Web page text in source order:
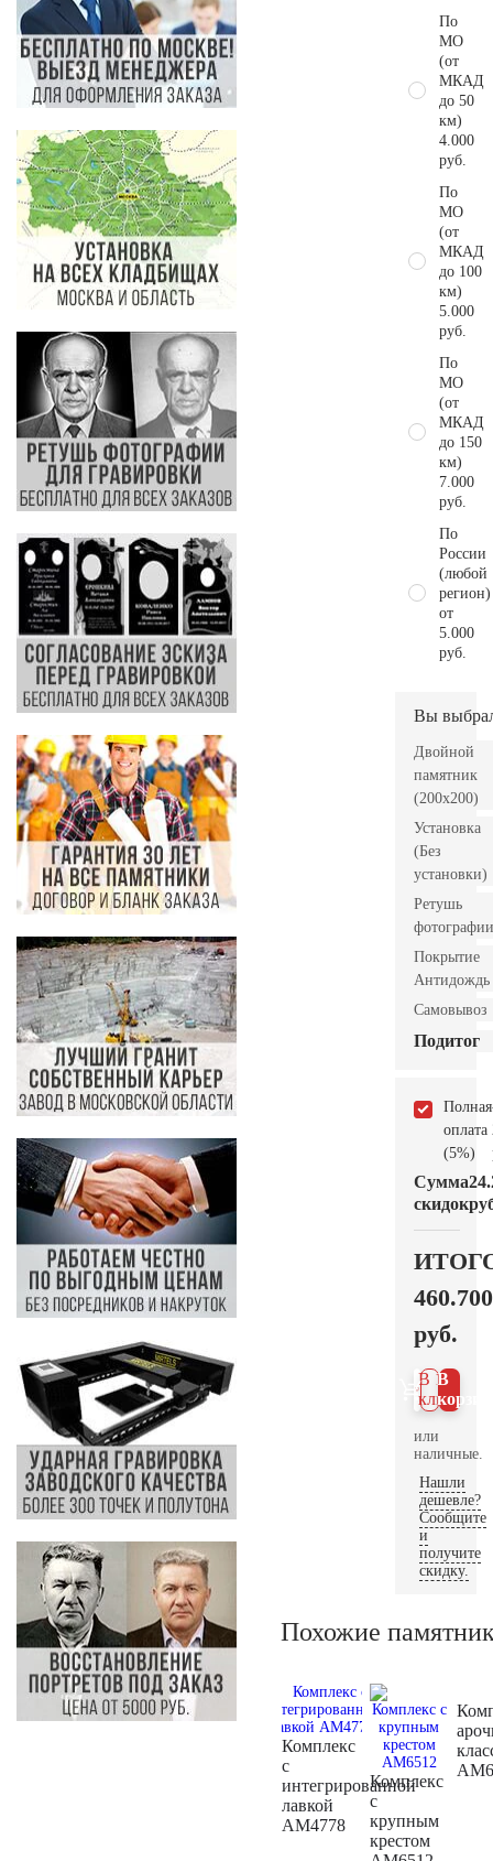
По
МО
(от
МКАД
до 50
км)
4.000
руб.
По
МО
(от
МКАД
до 100
км)
5.000
руб.
По
МО
(от
МКАД
до 150
км)
7.000
руб.
По
России
(любой
регион)
от
5.000
руб.
Вы
Двойной
памятник
(200x200)
Установка
(Без
установки)
Ретушь
фотографии
Покрытие
Антидождь
Самовывоз
Подитог
Полная
оплата
(5%)
Сумма
скидок
460.700
руб.
В
В 1
клик
или
наличные.
Нашли
дешевле?
Сообщите
и
получите
скидку.
Похожие
Комплекс
с
интегрированной
лавкой
AM4778
Комплекс
с
крупным
крестом